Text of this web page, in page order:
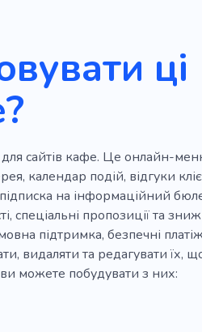
Шеф-кухар
ці
для сайтів кафе. Це онлайн-
календар подій, відгуки
на інформаційний
спеціальні пропозиції та
підтримка, безпечні
видаляти та редагувати їх,
можете побудувати з них: